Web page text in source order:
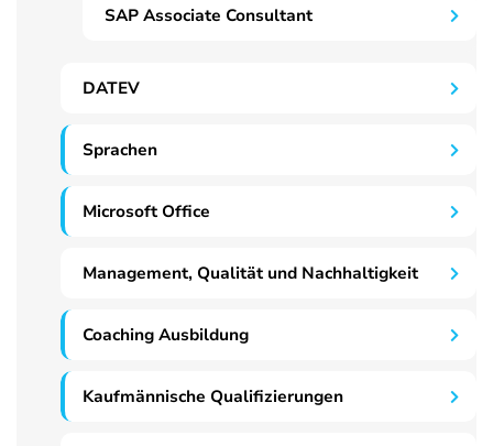
SAP Associate Consultant
DATEV
Sprachen
Microsoft Office
Management, Qualität und Nachhaltigkeit
Coaching Ausbildung
Kaufmännische Qualifizierungen